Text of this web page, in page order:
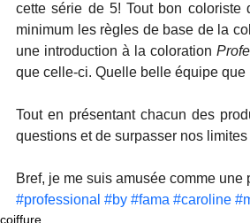
cette série de 5! Tout bon
minimum les règles de base de la
une introduction à la coloration
que celle-ci. Quelle belle équipe que
Tout en présentant chacun des
questions et de surpasser nos
Bref, je me suis amusée comme
#professional #by #fama #caroline
coiffure